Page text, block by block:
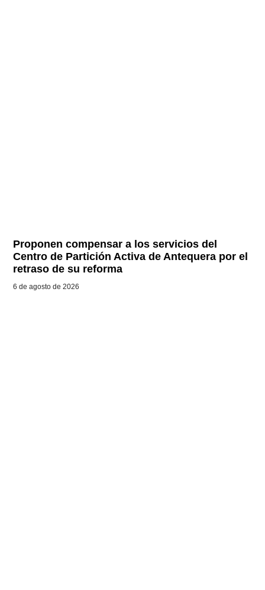
Proponen compensar a los servicios del
Centro de Partición Activa de Antequera por el
retraso de su reforma
6 de agosto de 2026